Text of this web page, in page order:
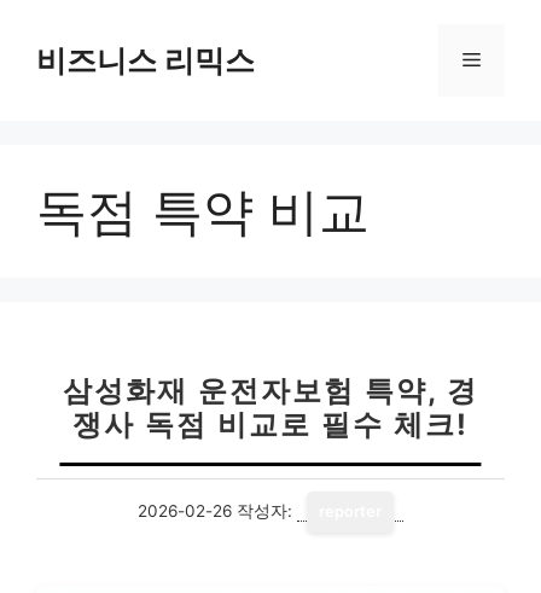
비즈니스 리믹스 메
독점 특약 비교
삼성화재 운전자보험 특약, 경
쟁사 독점 비교로 필수 체크!
2026-02-26 작성자: